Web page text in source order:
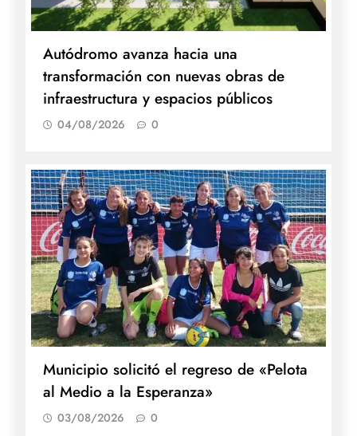
Autódromo avanza hacia una
transformación con nuevas obras de
infraestructura y espacios públicos
04/08/2026 0
Municipio solicitó el regreso de «Pelota
al Medio a la Esperanza»
03/08/2026 0